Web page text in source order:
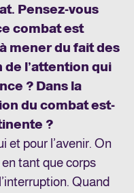
Pensez-vous
combat est
mener du fait des
l’attention qui
? Dans la
du combat est-
?
et pour l’avenir. On
tant que corps
Quand